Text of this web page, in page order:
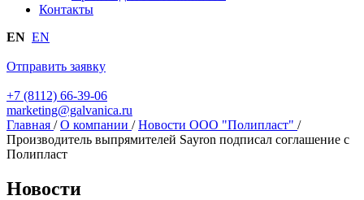
Контакты
EN EN
Отправить заявку
+7 (8112) 66-39-06
marketing@galvanica.ru
Главная / О компании / Новости ООО "Полипласт" /
Производитель выпрямителей Sayron подписал соглашение с
Полипласт
Новости